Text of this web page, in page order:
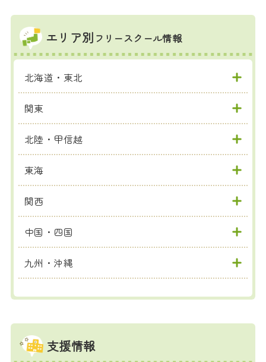
エリア別 フリースクール情報
北海道・東北
関東
北陸・甲信越
東海
関西
中国・四国
九州・沖縄
支援情報